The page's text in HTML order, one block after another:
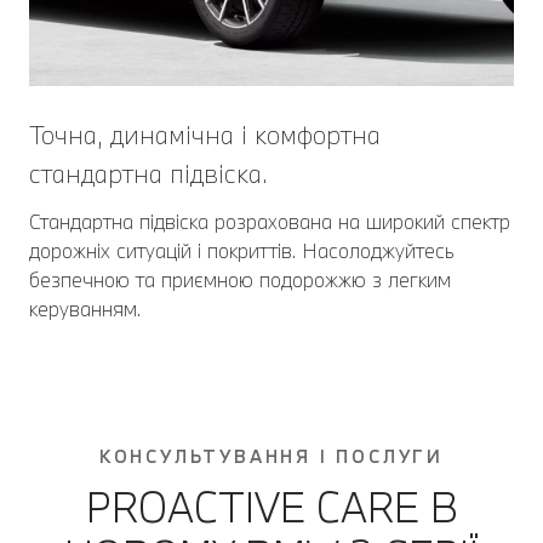
Точна, динамічна і комфортна
стандартна підвіска.
Стандартна підвіска розрахована на широкий cпектр
дорожніх ситуацій і покриттів. Насолоджуйтесь
безпечною та приємною подорожжю з легким
керуванням.
КОНСУЛЬТУВАННЯ І ПОСЛУГИ
PROACTIVE CARE В